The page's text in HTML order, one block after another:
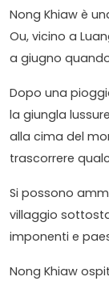
Nong Khiaw è
Ou, vicino a
a giugno
Dopo una
la giungla
alla cima del
trascorrere
Si possono
villaggio
imponenti e
Nong Khiaw